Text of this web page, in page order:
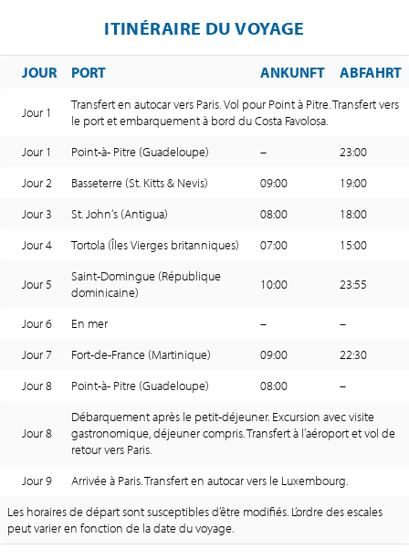
ITINÉRAIRE DU VOYAGE
JOUR PORT ANKUNFT ABFAHRT
Jour 1
Transfert en autocar vers Paris. Vol pour Point à Pitre. Transfert vers
le port et embarquement à bord du Costa Favolosa.
Jour 1
Point-à- Pitre (Guadeloupe) –
23:00
Jour 2
Basseterre (St. Kitts & Nevis) 09:00
19:00
Jour 3
St. John‘s (Antigua) 08:00
18:00
Jour 4
Tortola (Îles Vierges britanniques) 07:00 15:00
Jour 5
Saint-Domingue (République
dominicaine)
10:00 23:55
Jour 6 En mer –
–
Jour 7
Fort-de-France (Martinique) 09:00
22:30
Jour 8
Point-à- Pitre (Guadeloupe) 08:00 –
Jour 8
Débarquement après le petit-déjeuner. Excursion avec visite
gastronomique, déjeuner compris. Transfert à l’aéroport et vol de
retour vers Paris.
Jour 9
Arrivée à Paris. Transfert en autocar vers le Luxembourg.
Les horaires de départ sont susceptibles d’être modifiés. L’ordre des escales
peut varier en fonction de la date du voyage.